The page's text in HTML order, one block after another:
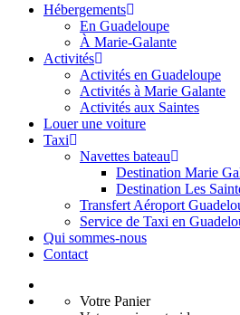
Hébergements
En Guadeloupe
À Marie-Galante
Activités
Activités en Guadeloupe
Activités à Marie Galante
Activités aux Saintes
Louer une voiture
Taxi
Navettes bateau
Destination Marie
Destination Les
Transfert Aéroport
Service de Taxi en
Qui sommes-nous
Contact
Votre Panier